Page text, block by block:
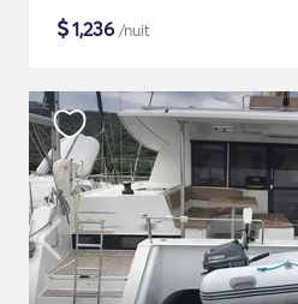
$1,236 /nuit